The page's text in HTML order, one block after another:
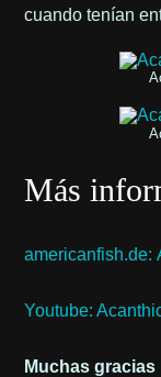
cuando tenían
Más
americanfish.de:
Youtube:
Muchas